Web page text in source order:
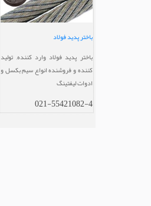
باختر پدید فولاد
باختر پدید فولاد وارد کننده, تولید
کننده و فروشنده انواع سیم بکسل و
ادوات لیفتینگ
021-55421082-4